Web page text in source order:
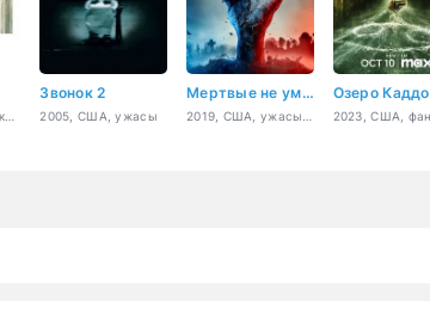
Звонок 2
2005, США, ужасы
Мертвые не умирают Озеро Каддо